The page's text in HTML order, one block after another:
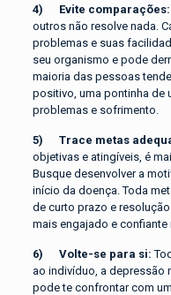
4) Evite comparações:
outros não resolve nada.
problemas e suas
seu organismo e pode
maioria das pessoas
positivo, uma pontinha de
problemas e sofrimento.
5) Trace metas
objetivas e atingíveis, é
Busque desenvolver a
início da doença. Toda
de curto prazo e
mais engajado e confiante
6) Volte-se para si:
ao indivíduo, a depressão
pode te confrontar com